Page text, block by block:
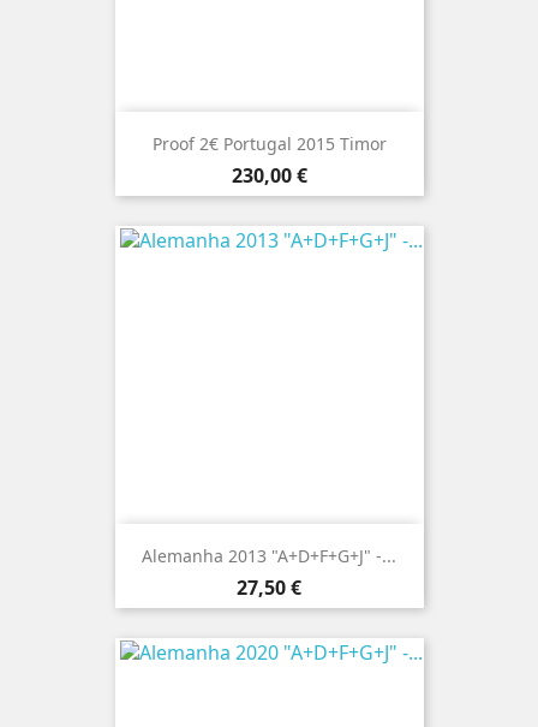
Proof 2€ Portugal 2015 Timor
Preço
230,00 €
Alemanha 2013 "A+D+F+G+J" -...
Preço
27,50 €